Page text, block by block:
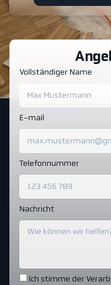
Vollständiger Name
E-mail
Telefonnummer
Nachricht
Ich stimme der